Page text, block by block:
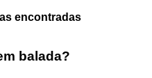
encontradas
balada?